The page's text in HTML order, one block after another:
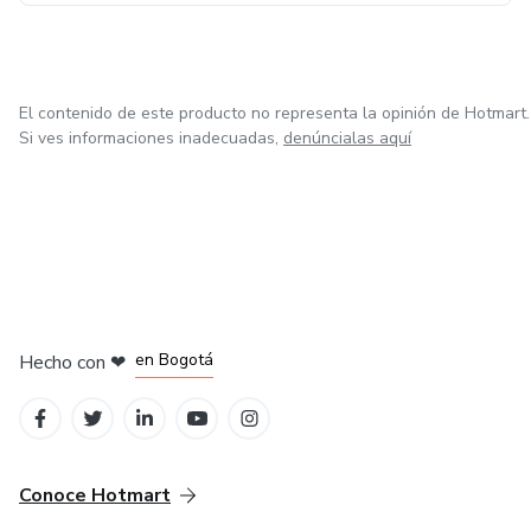
El contenido de este producto no representa la opinión de Hotmart.
Si ves informaciones inadecuadas, denúncialas aquí
Hecho con ❤ en Bogotá
Conoce Hotmart